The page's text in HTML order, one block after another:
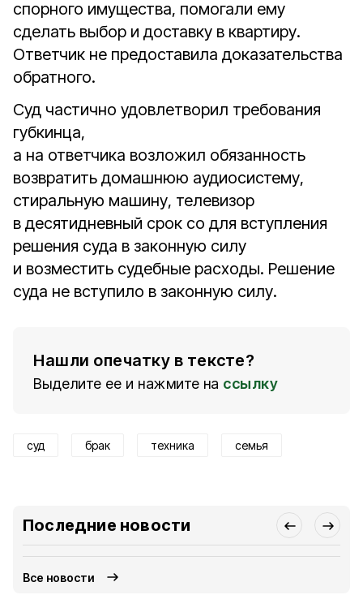
спорного имущества, помогали ему
сделать выбор и доставку в квартиру.
Ответчик не предоставила доказательства
обратного.
Суд частично удовлетворил требования
губкинца,
а на ответчика возложил обязанность
возвратить домашнюю аудиосистему,
стиральную машину, телевизор
в десятидневный срок со для вступления
решения суда в законную силу
и возместить судебные расходы. Решение
суда не вступило в законную силу.
Нашли опечатку в тексте?
Выделите ее и нажмите на ссылку
суд брак техника семья
Последние новости
Все новости